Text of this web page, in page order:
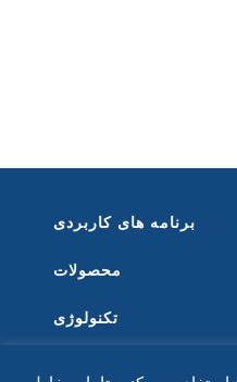
برنامه های کاربردی
محصولات
تکنولوژی